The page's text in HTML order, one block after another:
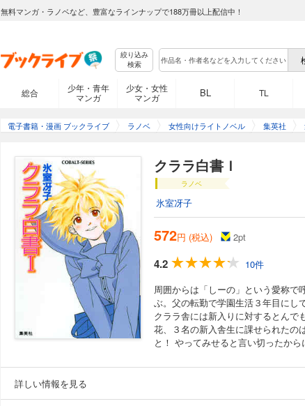
無料マンガ・ラノベなど、豊富なラインナップで188万冊以上配信中！
絞り込み
検索
総合
少年・青年
マンガ
少女・女性
マンガ
BL TL
電子書籍・漫画 ブックライブ ラノベ 女性向けライトノベル 集英社
クララ白書Ｉ
ラノベ
氷室冴子
572円 (税込) 2pt
4.2
10件
周囲からは「しーの」という愛称で
ぶ。父の転勤で学園生活３年目にし
クララ舎には新入りに対するとんで
花、３名の新入舎生に課せられたの
と！ やってみせると言い切ったか
詳しい情報を見る